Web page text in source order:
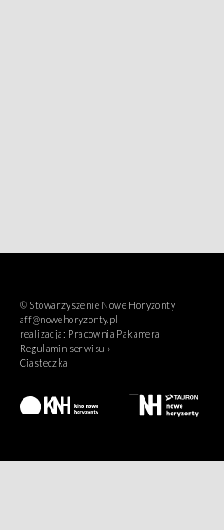
© Stowarzyszenie Nowe Horyzonty
aff@nowehoryzonty.pl
realizacja: Pracownia Pakamera
Regulamin serwisu ›
Ciasteczka